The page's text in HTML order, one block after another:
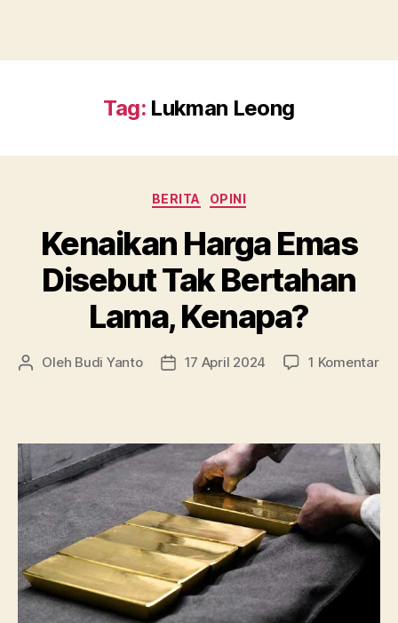
Tag: Lukman Leong
Kategori
BERITA OPINI
Kenaikan Harga Emas
Disebut Tak Bertahan
Lama, Kenapa?
Penulis
Oleh Budi Yanto
Tanggal
17 April 2024 1 Komentar